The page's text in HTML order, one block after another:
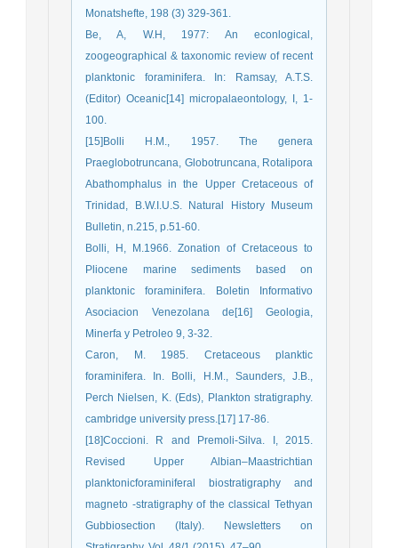
Monatshefte, 198 (3) 329-361.
Be, A, W.H, 1977: An econlogical,
zoogeographical & taxonomic review of recent
planktonic foraminifera. In: Ramsay, A.T.S.
(Editor) Oceanic[14] micropalaeontology, I, 1-
100.
[15]Bolli H.M., 1957. The genera
Praeglobotruncana, Globotruncana, Rotalipora
Abathomphalus in the Upper Cretaceous of
Trinidad, B.W.I.U.S. Natural History Museum
Bulletin, n.215, p.51-60.
Bolli, H, M.1966. Zonation of Cretaceous to
Pliocene marine sediments based on
planktonic foraminifera. Boletin Informativo
Asociacion Venezolana de[16] Geologia,
Minerfa y Petroleo 9, 3-32.
Caron, M. 1985. Cretaceous planktic
foraminifera. In. Bolli, H.M., Saunders, J.B.,
Perch Nielsen, K. (Eds), Plankton stratigraphy.
cambridge university press.[17] 17-86.
[18]Coccioni. R and Premoli-Silva. I, 2015.
Revised Upper Albian–Maastrichtian
planktonicforaminiferal biostratigraphy and
magneto -stratigraphy of the classical Tethyan
Gubbiosection (Italy). Newsletters on